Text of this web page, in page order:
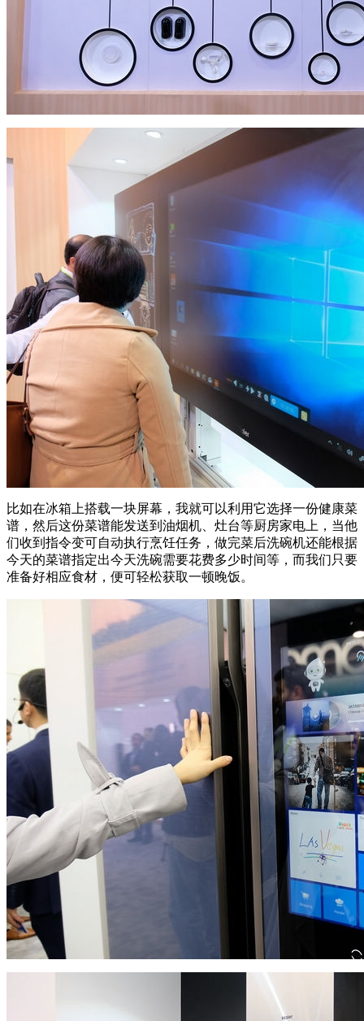
比如在冰箱上搭载一块屏幕，我就可以利用它选择一份健康菜
谱，然后这份菜谱能发送到油烟机、灶台等厨房家电上，当他
们收到指令变可自动执行烹饪任务，做完菜后洗碗机还能根据
今天的菜谱指定出今天洗碗需要花费多少时间等，而我们只要
准备好相应食材，便可轻松获取一顿晚饭。